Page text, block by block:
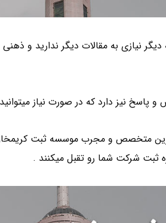
دیگر نیازی به مقالات دیگر ندارید و
پاسخ نیز دارد که در صورت نیاز
متخصص و مجرب موسسه ثبت کریمخان
ثبت شرکت شما رو تقبل میکنند .